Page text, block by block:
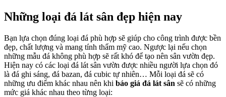
Những loại đá lát sân đẹp hiện nay
Bạn lựa chọn đúng loại đá phù hợp sẽ giúp cho công trình được bền
đẹp, chất lượng và mang tính thẩm mỹ cao. Ngược lại nếu chọn
những mẫu đá không phù hợp sẽ rất khó để tạo nên sân vườn đẹp.
Hiện nay có các loại đá lát sân vườn được nhiều người lựa chọn đó
là đá ghi sáng, đá bazan, đá cubic tự nhiên… Mỗi loại đá sẽ có
những ưu điểm khác nhau nên khi báo giá đá lát sân sẽ có những
mức giá khác nhau theo từng loại: